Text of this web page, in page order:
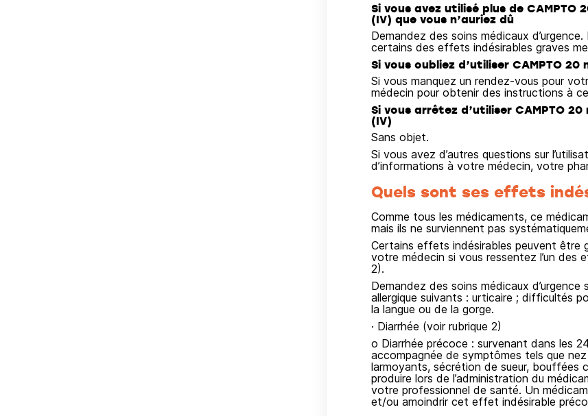
Si vous avez utilisé plus de
(IV) que vous n’auriez dû
Demandez des soins médicaux
certains des effets indésirables graves
Si vous oubliez d’utiliser CAMPTO
Si vous manquez un rendez-vous pour
médecin pour obtenir des instructions à
Si vous arrêtez d’utiliser CAMPTO
(IV)
Sans objet.
Si vous avez d’autres questions sur
d’informations à votre médecin, votre
Quels sont ses effets
Comme tous les médicaments, ce
mais ils ne surviennent pas
Certains effets indésirables peuvent être
votre médecin si vous ressentez l’un des
2).
Demandez des soins médicaux
allergique suivants : urticaire ; difficultés
la langue ou de la gorge.
· Diarrhée (voir rubrique 2)
o Diarrhée précoce : survenant dans les
accompagnée de symptômes tels que
larmoyants, sécrétion de sueur, bouffées
produire lors de l’administration du
votre professionnel de santé. Un
et/ou amoindrir cet effet indésirable